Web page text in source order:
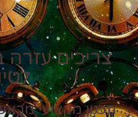
צריכים עזרה
תכנון מקצועי